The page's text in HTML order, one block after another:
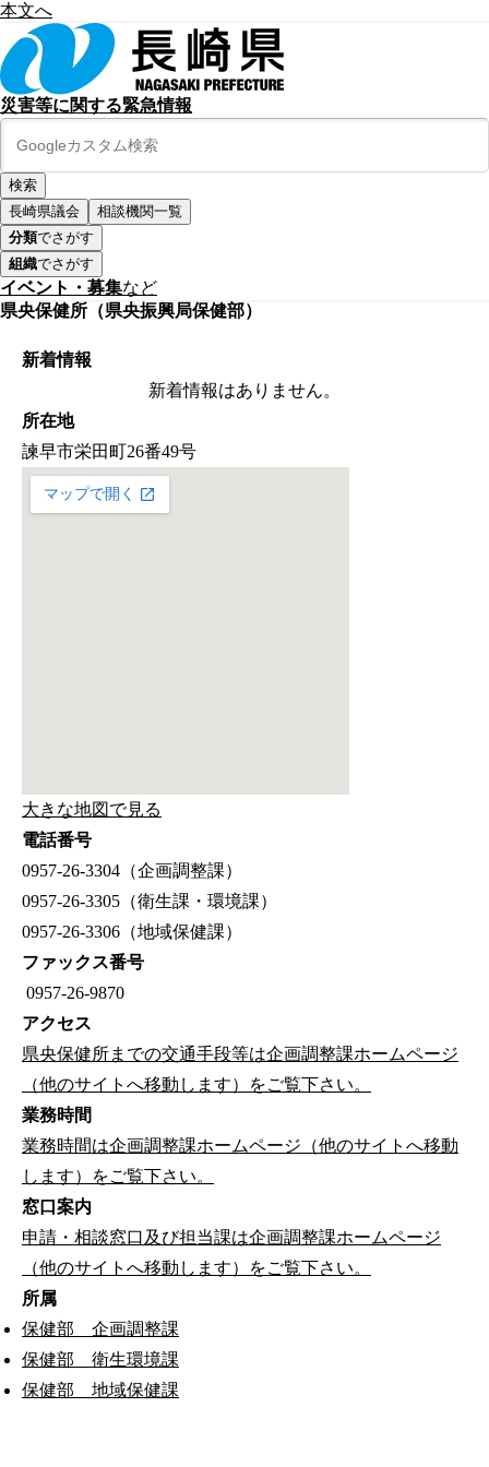
本文へ
災害等に関する緊急情報
長崎県議会
相談機関一覧
分類でさがす
組織でさがす
イベント・募集など
県央保健所（県央振興局保健部）
新着情報
新着情報はありません。
所在地
諫早市栄田町26番49号
大きな地図で見る
電話番号
0957-26-3304（企画調整課）
0957-26-3305（衛生課・環境課）
0957-26-3306（地域保健課）
ファックス番号
0957-26-9870
アクセス
県央保健所までの交通手段等は企画調整課ホームページ
（他のサイトへ移動します）をご覧下さい。
業務時間
業務時間は企画調整課ホームページ（他のサイトへ移動
します）をご覧下さい。
窓口案内
申請・相談窓口及び担当課は企画調整課ホームページ
（他のサイトへ移動します）をご覧下さい。
所属
保健部 企画調整課
保健部 衛生環境課
保健部 地域保健課